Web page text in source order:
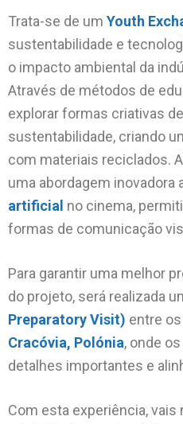
Trata-se de um Youth
sustentabilidade e
o impacto ambiental da
Através de métodos de
explorar formas criativas
sustentabilidade, criando
com materiais reciclados.
uma abordagem inovadora
artificial no cinema,
formas de comunicação
Para garantir uma melhor
do projeto, será realizada
Preparatory Visit) entre
Cracóvia, Polónia, onde
detalhes importantes e
Com esta experiência, vais